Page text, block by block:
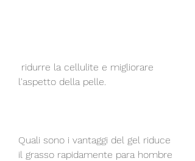
l'aspetto della pelle.
Quali sono i vantaggi del gel riduce
il grasso rapidamente para hombre